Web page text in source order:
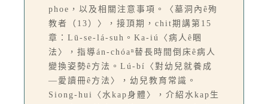
phoe，以及相關注意事項。〈墓洞內ê殉
教者（13）〉，接頂期，chit期講第15
章：Lū-se-lá-suh。Ka-iú〈病人ê睏
法〉，指導án-chóaⁿ替長時間倒床ê病人
變換姿勢ê方法。Lú-bí〈對幼兒就養成
—愛讀冊ê方法〉，幼兒教育常識。
Siong-hui〈水kap身體〉，介紹水kap生